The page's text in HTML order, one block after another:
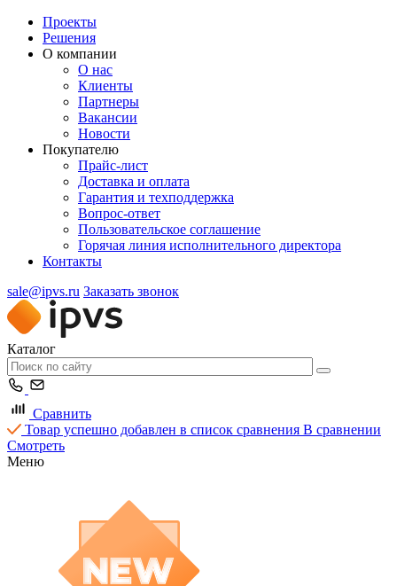
Проекты
Решения
О компании
О нас
Клиенты
Партнеры
Вакансии
Новости
Покупателю
Прайс-лист
Доставка и оплата
Гарантия и техподдержка
Вопрос-ответ
Пользовательское соглашение
Горячая линия исполнительного директора
Контакты
sale@ipvs.ru Заказать звонок
Каталог
Сравнить
Товар успешно добавлен в список сравнения В сравнении
Смотреть
Меню